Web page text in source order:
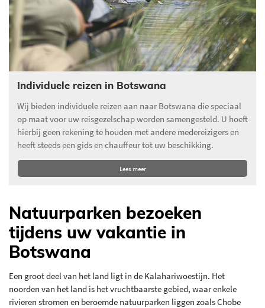
Individuele reizen in Botswana
Wij bieden individuele reizen aan naar Botswana die speciaal
op maat voor uw reisgezelschap worden samengesteld. U hoeft
hierbij geen rekening te houden met andere medereizigers en
heeft steeds een gids en chauffeur tot uw beschikking.
Lees meer
Natuurparken bezoeken
tijdens uw vakantie in
Botswana
Een groot deel van het land ligt in de Kalahariwoestijn. Het
noorden van het land is het vruchtbaarste gebied, waar enkele
rivieren stromen en beroemde natuurparken liggen zoals Chobe